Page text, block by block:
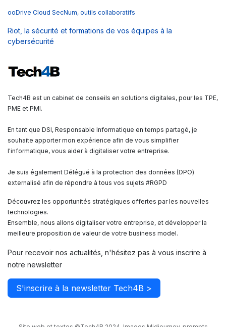
ooDrive Cloud SecNum, outils collaboratifs
Riot, la sécurité et formations de vos équipes à la
cybersécurité
Tech4B est un cabinet de conseils en solutions digitales, pour les TPE,
PME et PMI.
En tant que DSI, Responsable Informatique en temps partagé, je
souhaite apporter mon expérience afin de vous simplifier
l'informatique, vous aider à digitaliser votre entreprise.
Je suis également Délégué à la protection des données (DPO)
externalisé afin de répondre à tous vos sujets #RGPD
Découvrez les opportunités stratégiques offertes par les nouvelles
technologies.
Ensemble, nous allons digitaliser votre entreprise, et développer la
meilleure proposition de valeur de votre business model.
Pour recevoir nos actualités, n'hésitez pas à vous inscrire à
notre newsletter
S'inscrire à la newsletter Tech4B >